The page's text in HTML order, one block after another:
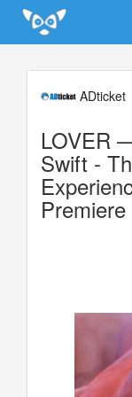
Update cookies
ADticket
LOVER
Swift -
Premiere